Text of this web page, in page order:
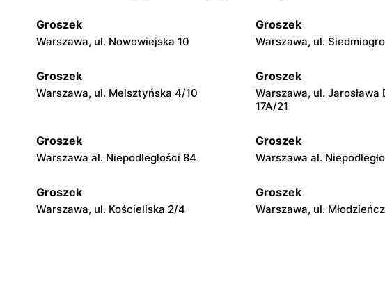
Groszek
Warszawa, ul. Nowowiejska 10
Groszek
Warszawa, ul.
Groszek
Warszawa, ul. Melsztyńska 4/10
Groszek
Warszawa, ul. Jarosława
17A/21
Groszek
Warszawa al. Niepodległości 84
Groszek
Warszawa al.
Groszek
Warszawa, ul. Kościeliska 2/4
Groszek
Warszawa, ul.